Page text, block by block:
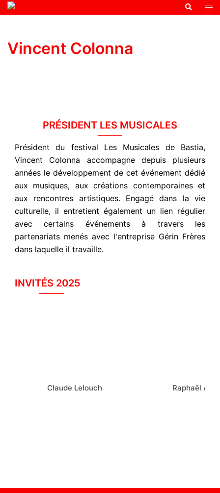
Vincent Colonna
PRÉSIDENT LES MUSICALES
Président du festival Les Musicales de Bastia,
Vincent Colonna accompagne depuis plusieurs
années le développement de cet événement dédié
aux musiques, aux créations contemporaines et
aux rencontres artistiques. Engagé dans la vie
culturelle, il entretient également un lien régulier
avec certains événements à travers les
partenariats menés avec l'entreprise Gérin Frères
dans laquelle il travaille.
INVITÉS 2025
Claude Lelouch Raphaël